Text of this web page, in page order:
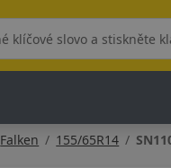
Falken 155/65R14